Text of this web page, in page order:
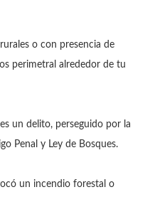
o con presencia de
perimetral alrededor de tu
un delito, perseguido por la
Penal y Ley de Bosques.
un incendio forestal o